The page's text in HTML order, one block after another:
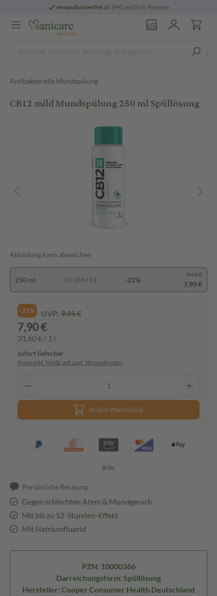
versandkostenfreiab 29 € und für E-Rezepte
Antibakterielle Mundspülung
CB12 mild Mundspülung 250 ml Spüllösung
Abbildung kann abweichen
250 ml (31,60 € / 1 l) -21%
9,95 €
7,90 €
-21% UVP: 9,95 €
7,90 €
31,60 € / 1 l
sofort lieferbar
Preise inkl. MwSt. ggf. zzgl. Versandkosten
In den Warenkorb
Persönliche Beratung
Gegen schlechten Atem & Mundgeruch
Mit bis zu 12-Stunden-Effekt
Mit Natriumfluorid
PZN: 10000366
Darreichungsform: Spüllösung
Hersteller: Cooper Consumer Health Deutschland